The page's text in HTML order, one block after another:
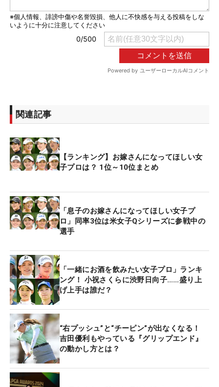
関連記事
【ランキング】お嫁さんになってほしい女
子プロは？ 1位～10位まとめ
「息子のお嫁さんになってほしい女子プ
ロ」同率3位は米女子Qシリーズに参戦中の
選手
「一緒にお酒を飲みたい女子プロ」ランキ
ング！ 小祝さくらに渋野日向子……盛り上
げ上手は誰だ？
“右プッシュ”と“チーピン”が出なくなる！
吉田優利もやっている『グリップエンド』
の動かし方とは？